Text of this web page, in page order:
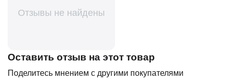
Отзывы не найдены
Оставить отзыв на этот товар
Поделитесь мнением с другими покупателями